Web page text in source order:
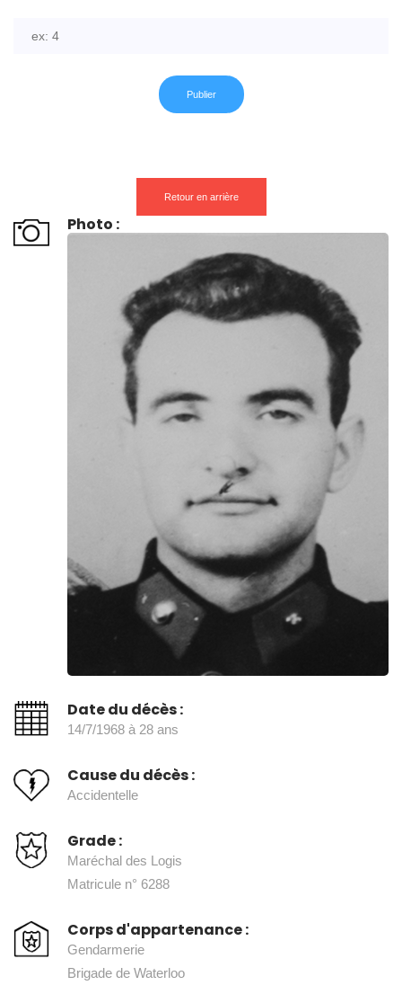
Retour en arrière
Photo :
Date du décès :
14/7/1968 à 28 ans
Cause du décès :
Accidentelle
Grade :
Maréchal des Logis
Matricule n° 6288
Corps d'appartenance :
Gendarmerie
Brigade de Waterloo